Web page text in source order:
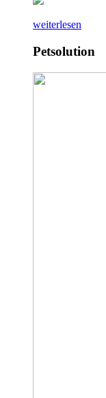
weiterlesen
Petsolution